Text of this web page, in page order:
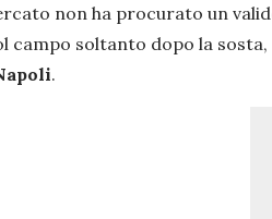
non ha procurato un
campo soltanto dopo la
.